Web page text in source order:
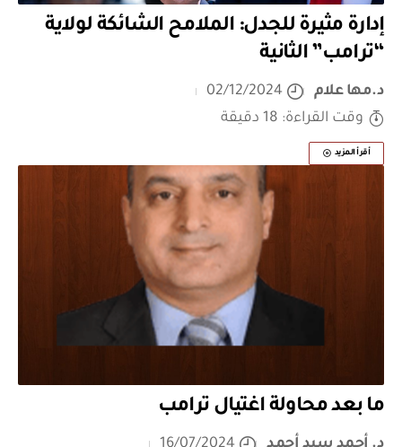
إدارة مثيرة للجدل: الملامح الشائكة لولاية
“ترامب” الثانية
د.مها علام
02/12/2024
وقت القراءة: 18 دقيقة
أقرأ المزيد
ما بعد محاولة اغتيال ترامب